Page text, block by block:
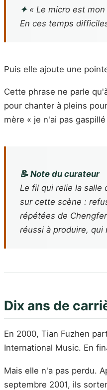
✦« Le micro est mon
En ces temps
Puis elle ajoute une
Cette phrase ne parle
pour chanter à pleins
mère « je n'ai pas
📝 Note du curateur
Le fil qui relie la salle
sur cette scène :
répétées de
réussi à produire, qui
Dix ans de
En 2000, Tian Fuzhen
International Music. En
Mais elle n'a pas perdu.
septembre 2001, ils